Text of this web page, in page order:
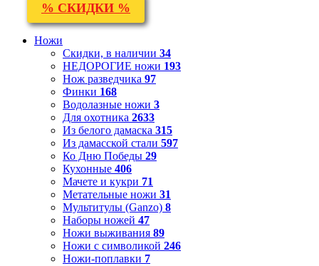
% СКИДКИ %
Ножи
Скидки, в наличии 34
НЕДОРОГИЕ ножи 193
Нож разведчика 97
Финки 168
Водолазные ножи 3
Для охотника 2633
Из белого дамаска 315
Из дамасской стали 597
Ко Дню Победы 29
Кухонные 406
Мачете и кукри 71
Метательные ножи 31
Мультитулы (Ganzo) 8
Наборы ножей 47
Ножи выживания 89
Ножи с символикой 246
Ножи-поплавки 7